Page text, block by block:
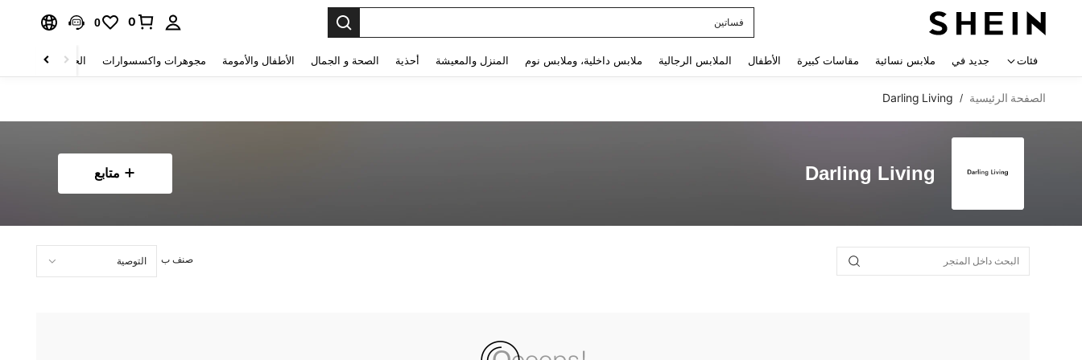
فساتين
0
0
فئات جديد في ملابس نسائية مقاسات كبيرة الأطفال الملابس الرجالية ملابس داخلية، وملابس نوم المنزل والمعيشة أحذية الصحة و الجمال الأطفال والأمومة مجوهرات واكسسوارات الحقائب والأمتعة
الصفحة الرئيسية /
Darling Living
Darling Living متابع
صنف ب